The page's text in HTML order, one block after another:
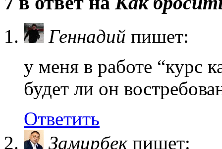
Геннадий пишет:
у меня в работе “курс
будет ли он
Ответить
Замирбек пишет: